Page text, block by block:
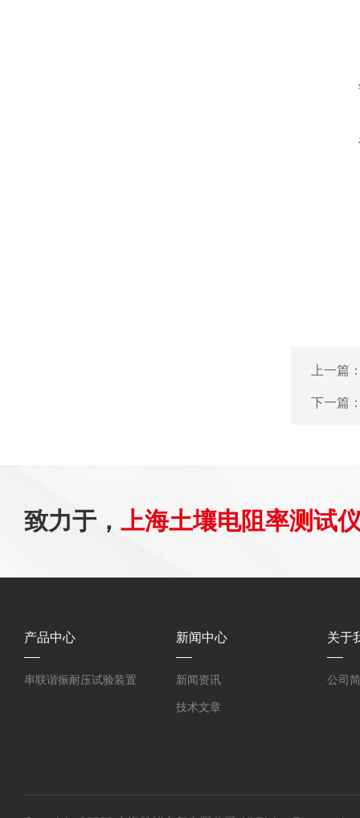
上一篇
下一篇
致力于， 上海土壤电阻率测试
产品中心
串联谐振耐压试验装置
新闻中心
新闻资讯
技术文章
关于
公司